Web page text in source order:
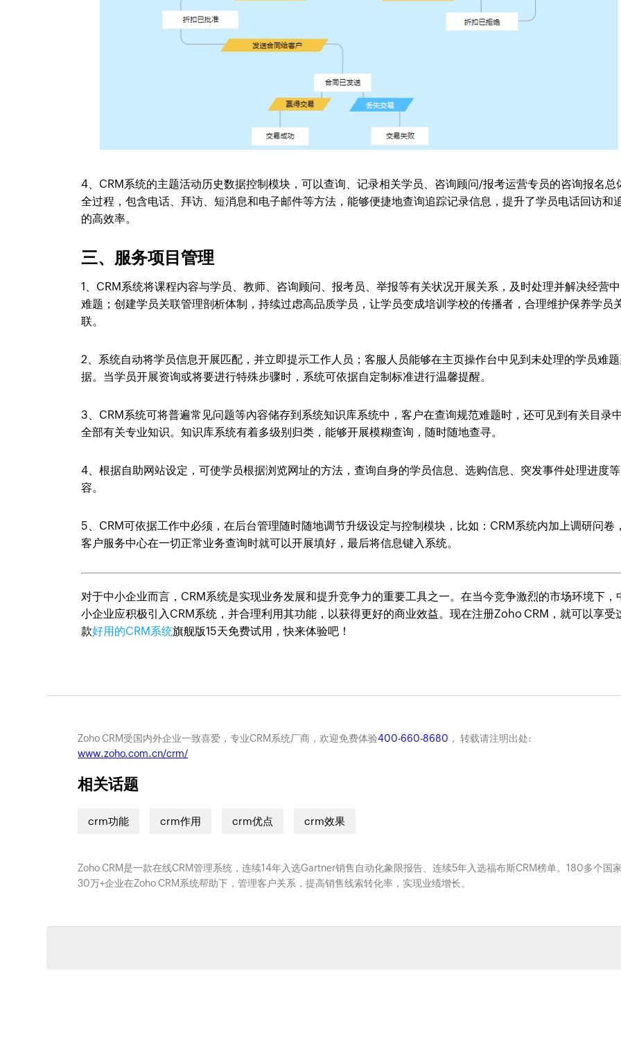
4、CRM系统的主题活动历史数据控制模块，可以查询、记录相关学员、咨询顾问/报考运营专员的咨询报名总
全过程，包含电话、拜访、短消息和电子邮件等方法，能够便捷地查询追踪记录信息，提升了学员电话回访和
的高效率。
三、服务项目管理
1、CRM系统将课程内容与学员、教师、咨询顾问、报考员、举报等有关状况开展关系，及时处理并解决经营
难题；创建学员关联管理剖析体制，持续过虑高品质学员，让学员变成培训学校的传播者，合理维护保养学员
联。
2、系统自动将学员信息开展匹配，并立即提示工作人员；客服人员能够在主页操作台中见到未处理的学员难
据。当学员开展资询或将要进行特殊步骤时，系统可依据自定制标准进行温馨提醒。
3、CRM系统可将普遍常见问题等內容储存到系统知识库系统中，客户在查询规范难题时，还可见到有关目录
全部有关专业知识。知识库系统有着多级别归类，能够开展模糊查询，随时随地查寻。
4、根据自助网站设定，可使学员根据浏览网址的方法，查询自身的学员信息、选购信息、突发事件处理进度
容。
5、CRM可依据工作中必须，在后台管理随时随地调节升级设定与控制模块，比如：CRM系统内加上调研问卷
客户服务中心在一切正常业务查询时就可以开展填好，最后将信息键入系统。
对于中小企业而言，CRM系统是实现业务发展和提升竞争力的重要工具之一。在当今竞争激烈的市场环境下，
小企业应积极引入CRM系统，并合理利用其功能，以获得更好的商业效益。现在注册Zoho CRM，就可以享受
款好用的CRM系统旗舰版15天免费试用，快来体验吧！
Zoho CRM受国内外企业一致喜爱，专业CRM系统厂商，欢迎免费体验400-660-8680 ， 转载请注明出处:
www.zoho.com.cn/crm/
相关话题
crm功能 crm作用 crm优点 crm效果
Zoho CRM是一款在线CRM管理系统，连续14年入选Gartner销售自动化象限报告、连续5年入选福布斯CRM榜单。180多个国
30万+企业在Zoho CRM系统帮助下，管理客户关系，提高销售线索转化率，实现业绩增长。